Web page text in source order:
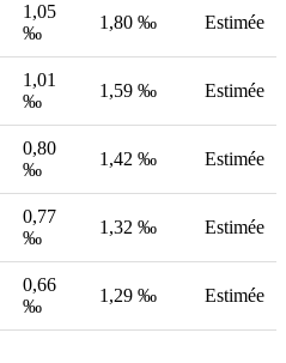
1,05
‰
1,80 ‰ Estimée
1,01
‰
1,59 ‰ Estimée
0,80
‰
1,42 ‰ Estimée
0,77
‰
1,32 ‰ Estimée
0,66
‰
1,29 ‰ Estimée